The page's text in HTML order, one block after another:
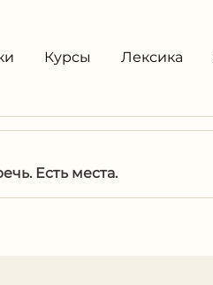
Курсы Лексика
Есть места.